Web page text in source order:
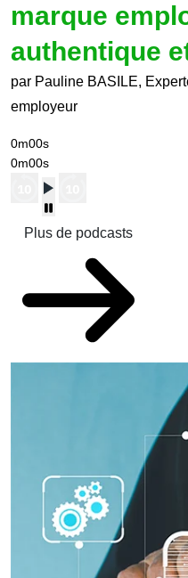
marque
authentique
par Pauline BASILE,
employeur
0m00s
0m00s
Plus de podcasts